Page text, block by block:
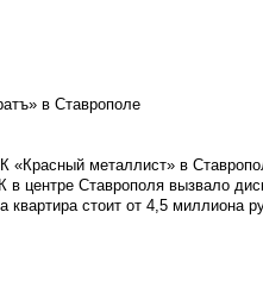
в Ставрополе
«Красный металлист» в
центре Ставрополя вызвало
стоит от 4,5 миллиона